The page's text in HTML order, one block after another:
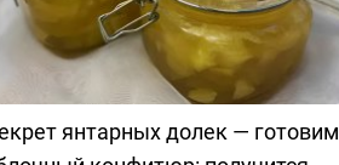
янтарных долек — готовим